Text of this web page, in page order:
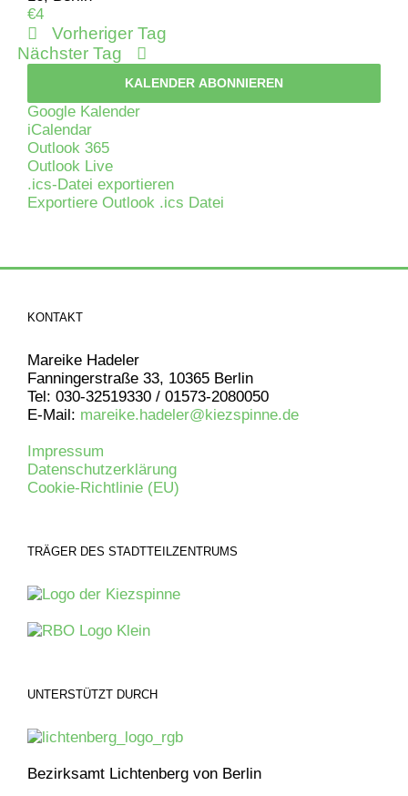
€4
Vorheriger Tag
Nächster Tag
KALENDER ABONNIEREN
Google Kalender
iCalendar
Outlook 365
Outlook Live
.ics-Datei exportieren
Exportiere Outlook .ics Datei
KONTAKT
Mareike Hadeler
Fanningerstraße 33, 10365 Berlin
Tel: 030-32519330 / 01573-2080050
E-Mail: mareike.hadeler@kiezspinne.de
Impressum
Datenschutzerklärung
Cookie-Richtlinie (EU)
TRÄGER DES STADTTEILZENTRUMS
UNTERSTÜTZT DURCH
Bezirksamt Lichtenberg von Berlin